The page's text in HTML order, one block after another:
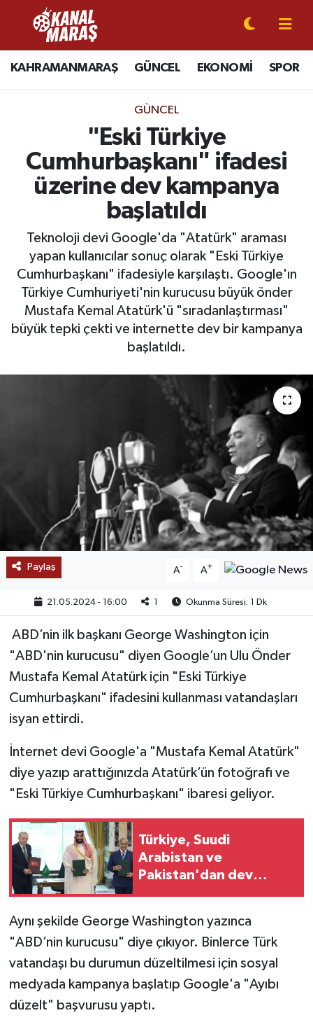
KAHRAMANMARAŞ GÜNCEL EKONOMİ SPOR
GÜNCEL
"Eski Türkiye
Cumhurbaşkanı" ifadesi
üzerine dev kampanya
başlatıldı
Teknoloji devi Google'da "Atatürk" araması
yapan kullanıcılar sonuç olarak "Eski Türkiye
Cumhurbaşkanı" ifadesiyle karşılaştı. Google'ın
Türkiye Cumhuriyeti'nin kurucusu büyük önder
Mustafa Kemal Atatürk'ü "sıradanlaştırması"
büyük tepki çekti ve internette dev bir kampanya
başlatıldı.
Paylaş A- A+
21.05.2024 - 16:00 1 Okunma Süresi: 1 Dk
ABD’nin ilk başkanı George Washington için
"ABD'nin kurucusu" diyen Google’un Ulu Önder
Mustafa Kemal Atatürk için "Eski Türkiye
Cumhurbaşkanı" ifadesini kullanması vatandaşları
isyan ettirdi.
İnternet devi Google'a "Mustafa Kemal Atatürk"
diye yazıp arattığınızda Atatürk’ün fotoğrafı ve
"Eski Türkiye Cumhurbaşkanı" ibaresi geliyor.
Türkiye, Suudi
Arabistan ve
Pakistan'dan dev
Aynı şekilde George Washington yazınca
"ABD’nin kurucusu" diye çıkıyor. Binlerce Türk
vatandaşı bu durumun düzeltilmesi için sosyal
medyada kampanya başlatıp Google'a "Ayıbı
düzelt" başvurusu yaptı.
CANLI YAYIN
KAHRAMANMARAŞ
SPOR
SİYASET
EKONOMİ
GÜNDEM
MAGAZİN
SAĞLIK
EĞİTİM
POPÜLER
DÜNYA
TREND
TEKNOLOJİ
YAŞAM
Kahramanmaraş Nöbetçi Eczaneler
Kahramanmaraş Hava Durumu
Kahramanmaraş Namaz Vakitleri
Kahramanmaraş Trafik Yoğunluk Haritası
Süper Lig Puan Durumu ve Fikstür
Tüm Manşetler
Son Dakika Haberleri
Haber Arşivi